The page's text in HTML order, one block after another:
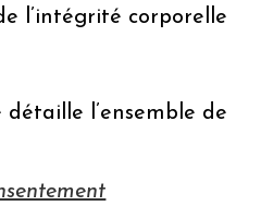
l’intégrité corporelle
l’ensemble de